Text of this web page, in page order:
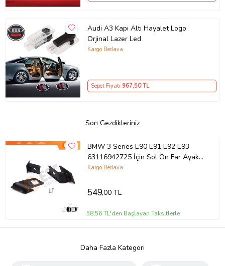
Audi A3 Kapı Altı Hayalet Logo
Orjinal Lazer Led
Kargo Bedava
Sepet Fiyatı 967,50 TL
Son Gezdikleriniz
BMW 3 Series E90 E91 E92 E93
63116942725 İçin Sol Ön Far Ayak
Tamir Seti
Kargo Bedava
549,00 TL
58,56 TL'den Başlayan Taksitlerle
Daha Fazla Kategori